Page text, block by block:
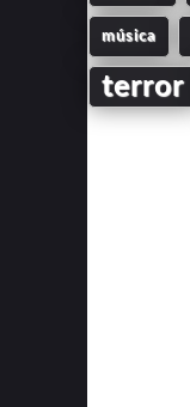
música
terror